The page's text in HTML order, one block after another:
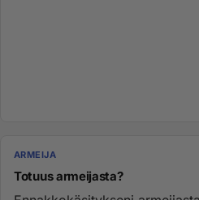
ARMEIJA
Totuus armeijasta?